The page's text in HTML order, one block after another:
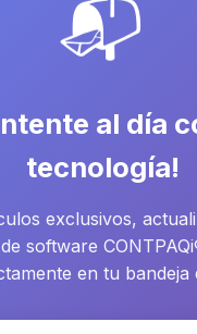
📬
al día
tecnología!
exclusivos,
software
en tu bandeja